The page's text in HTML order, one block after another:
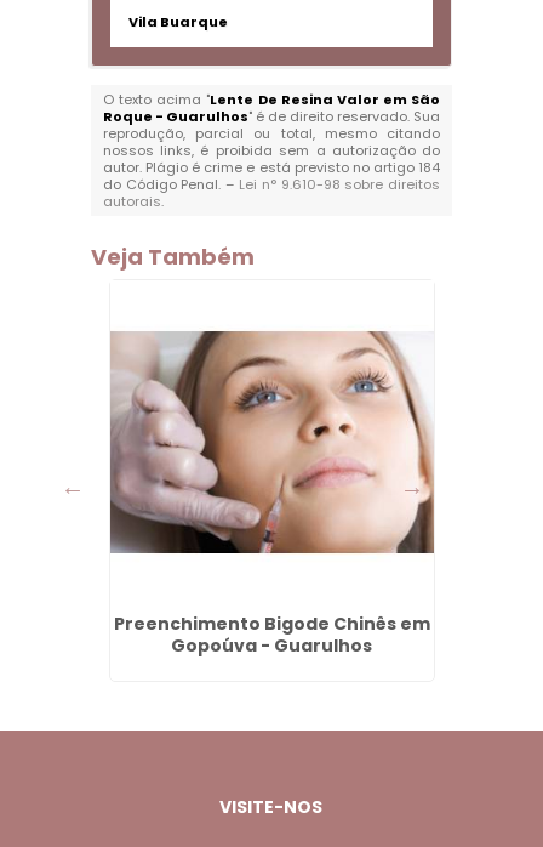
Vila Buarque
O texto acima "Lente De Resina Valor em São
Roque - Guarulhos" é de direito reservado. Sua
reprodução, parcial ou total, mesmo citando
nossos links, é proibida sem a autorização do
autor. Plágio é crime e está previsto no artigo 184
do Código Penal. – Lei n° 9.610-98 sobre direitos
autorais.
Veja Também
Preenchimento Bigode Chinês em
Gopoúva - Guarulhos
VISITE-NOS